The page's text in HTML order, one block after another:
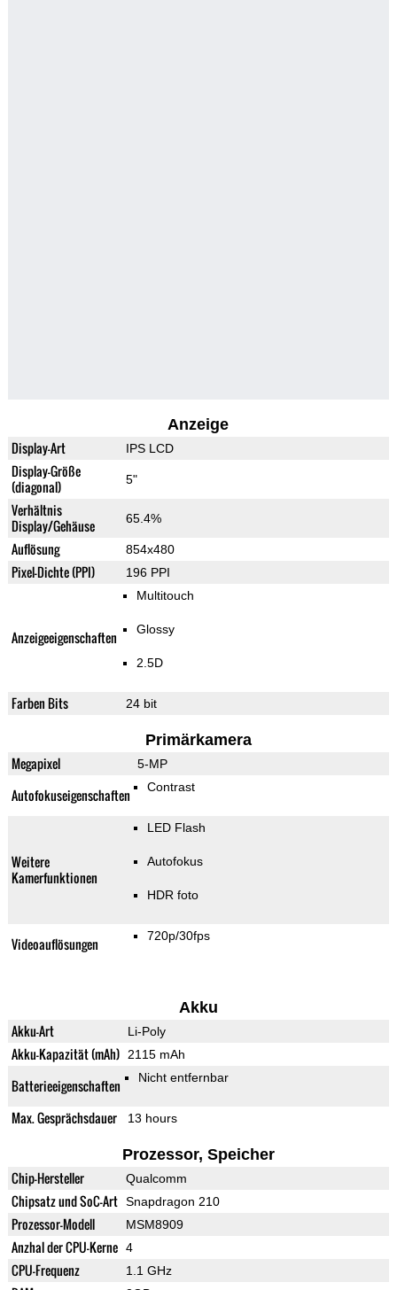
Anzeige
Display-Art IPS LCD
Display-Größe
(diagonal)
5"
Verhältnis
Display/Gehäuse
65.4%
Auflösung 854x480
Pixel-Dichte (PPI) 196 PPI
Anzeigeeigenschaften
Multitouch
Glossy
2.5D
Farben Bits 24 bit
Primärkamera
Megapixel 5-MP
Autofokuseigenschaften Contrast
Weitere
Kamerfunktionen
LED Flash
Autofokus
HDR foto
Videoauflösungen 720p/30fps
Akku
Akku-Art Li-Poly
Akku-Kapazität (mAh) 2115 mAh
Batterieeigenschaften Nicht entfernbar
Max. Gesprächsdauer 13 hours
Prozessor, Speicher
Chip-Hersteller Qualcomm
Chipsatz und SoC-Art Snapdragon 210
Prozessor-Modell MSM8909
Anzhal der CPU-Kerne 4
CPU-Frequenz 1.1 GHz